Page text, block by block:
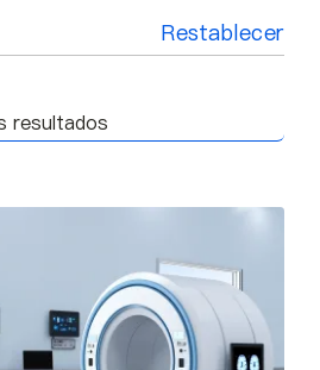
ES
Restablecer